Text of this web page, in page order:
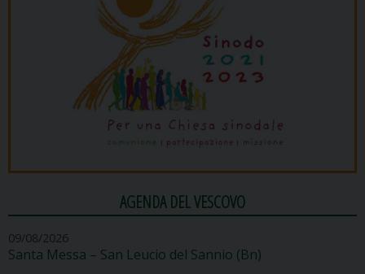
AGENDA DEL VESCOVO
09/08/2026
Santa Messa – San Leucio del Sannio (Bn)